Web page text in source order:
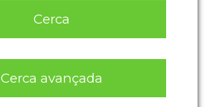
Cerca
Cerca avançada